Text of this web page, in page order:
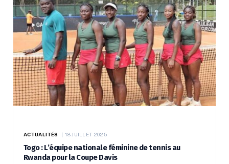
ACTUALITÉS 18 JUILLET 2025
Togo : L’équipe nationale féminine de tennis au
Rwanda pour la Coupe Davis